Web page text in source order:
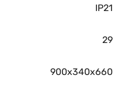
IP21
29
900х340х660